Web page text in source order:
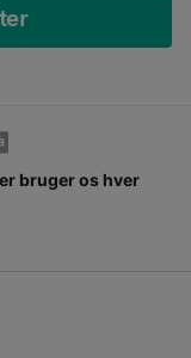
bruger os hver